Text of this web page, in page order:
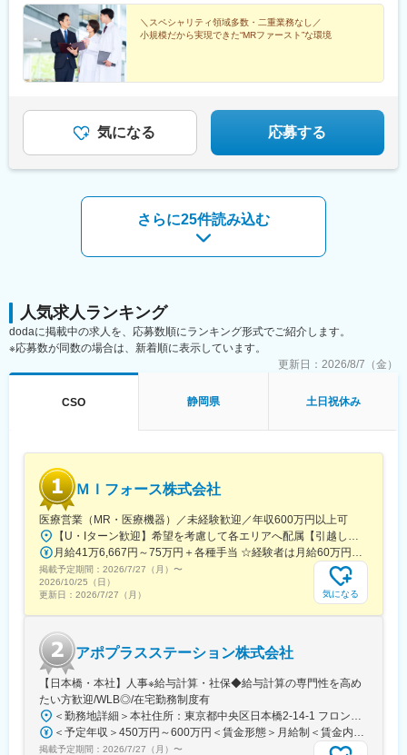
駅、岡山駅、広島駅、山口駅(山口県)、徳島駅、高松駅(香川県)、
松山駅(愛媛県)、高知駅、博多駅、佐賀駅、長崎駅(長崎県)、熊本
駅、大分駅、宮崎駅、鹿児島中央駅前駅、さっぽろ駅、仙台駅(地
下鉄)、曽根田駅、宇都宮駅東口駅、中央前橋駅、京成千葉駅、船
橋駅、新宿駅(東京メトロ)、二重橋前駅、三越前駅、新高島駅、川
古屋駅、上栄町駅、西梅田駅、ハーバーランド駅、田中口駅、岡
山駅前駅、高松築港駅、ＪＲ松山駅前駅、高知駅前駅、祇園駅(福
岡県)、長崎駅前駅、熊本駅前駅、高見橋駅、北１２条駅、あおば
通駅、東宿郷駅、栄町駅(千葉県)、京成船橋駅、新宿駅、大手町駅
(東京都)、茅場町駅、高島町駅、電鉄富山駅、福井城址大名町駅、
猴橋町駅、大手町駅(愛媛県)、高知橋駅、五島町駅、二本木口駅、
700万円／30歳（月給51万円+賞与）
＼スペシャリティ領域多数・二重業務なし／
小規模だから実現できた“MRファースト”な環境
気になる 応募する
さらに25件読み込む
人気求人ランキング
dodaに掲載中の求人を、応募数順にランキング形式でご紹介します。
※応募数が同数の場合は、新着順に表示しています。
更新日： 2026/8/7（金）
CSO 静岡県 土日祝休み
ＭＩフォース株式会社
医療営業（MR・医療機器）／未経験歓迎／年収600万円以上可
掲載予定期間： 2026/7/27（月） 〜
2026/10/25（日）
更新日： 2026/7/27（月） 気になる
アポプラスステーション株式会社
【日本橋・本社】人事※給与計算・社保◆給与計算の専門性を高め
たい方歓迎/WLB◎/在宅勤務制度有
掲載予定期間： 2026/7/27（月） 〜